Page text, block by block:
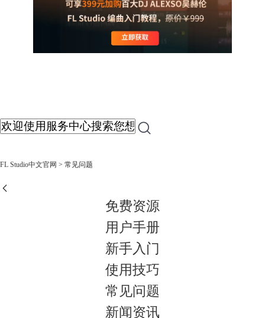
FL Studio中文官网 > 常见问题
免费资源
用户手册
新手入门
使用技巧
常见问题
新闻资讯